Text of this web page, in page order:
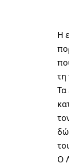
Η
τη
Τα
Ο